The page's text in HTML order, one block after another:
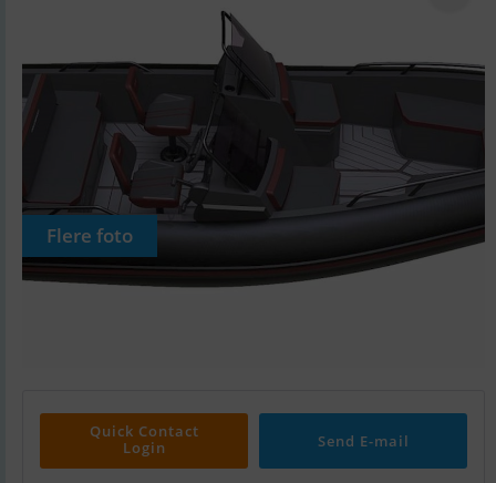
Flere foto
Quick Contact
Login
Send E-mail